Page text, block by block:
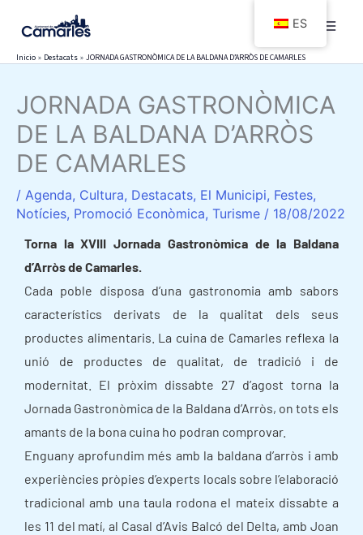
contenido
Inicio Destacats JORNADA GASTRONÒMICA DE LA BALDANA D’ARRÒS DE CAMARLES
JORNADA GASTRONÒMICA
DE LA BALDANA D’ARRÒS
DE CAMARLES
/ Agenda, Cultura, Destacats, El Municipi, Festes,
Notícies, Promoció Econòmica, Turisme / 18/08/2022
Torna la XVIII Jornada Gastronòmica de la Baldana
d’Arròs de Camarles.
Cada poble disposa d’una gastronomia amb sabors
característics derivats de la qualitat dels seus
productes alimentaris. La cuina de Camarles reflexa la
unió de productes de qualitat, de tradició i de
modernitat. El pròxim dissabte 27 d’agost torna la
Jornada Gastronòmica de la Baldana d’Arròs, on tots els
amants de la bona cuina ho podran comprovar.
Enguany aprofundim més amb la baldana d’arròs i amb
experiències pròpies d’experts locals sobre l’elaboració
tradicional amb una taula rodona el mateix dissabte a
les 11 del matí, al Casal d’Avis Balcó del Delta, amb Joan
ES